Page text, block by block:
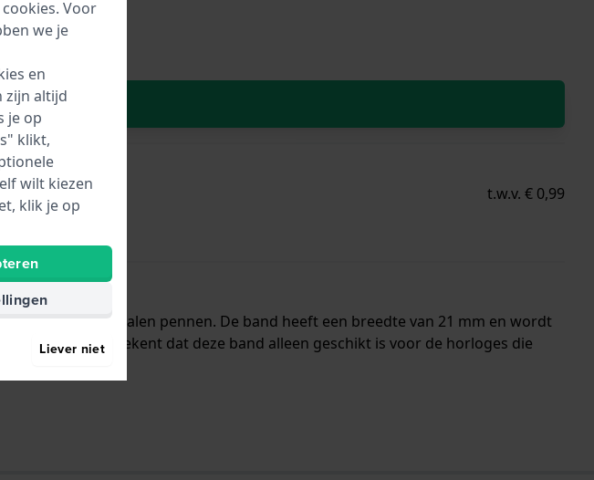
t.w.v. € 0,99
middel van stalen pennen. De band heeft een breedte van 21 mm en wordt
aanzet wat betekent dat deze band alleen geschikt is voor de horloges die
cookies. Voor
we je
en
zijn altijd
je op
klikt,
wilt kiezen
klik je op
Liever niet